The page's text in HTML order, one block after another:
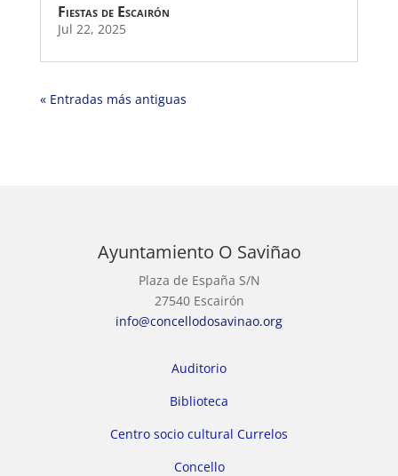
Fiestas de Escairón
Jul 22, 2025
« Entradas más antiguas
Ayuntamiento O Saviñao
Plaza de España S/N
27540 Escairón
info@concellodosavinao.org
Auditorio
Biblioteca
Centro socio cultural Currelos
Concello